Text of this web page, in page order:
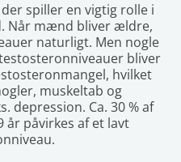
spiller en vigtig rolle i
Når mænd bliver ældre,
naturligt. Men nogle
bliver
hvilket
muskeltab og
depression. Ca. 30 % af
år påvirkes af et lavt